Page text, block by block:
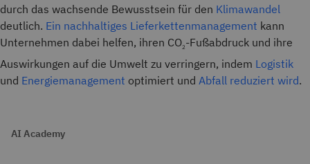
durch das wachsende Bewusstsein für den Klimawandel
deutlich. Ein nachhaltiges Lieferkettenmanagement kann
Unternehmen dabei helfen, ihren CO2 -Fußabdruck und ihre
Auswirkungen auf die Umwelt zu verringern, indem Logistik
und Energiemanagement optimiert und Abfall reduziert wird.
AI Academy